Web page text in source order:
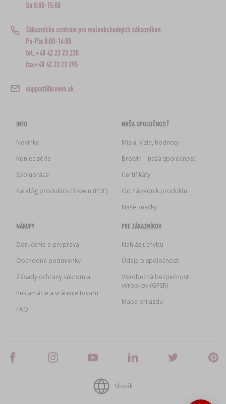
So 8:00-15:00
Zákaznícke centrum pre maloobchodných zákazníkov:
Po-Pia 8:00-16:00
tel.:+48 42 23 23 230
fax:+48 42 23 23 295
support@browin.sk
INFO
Novinky
Koniec série
Spolupráca
Katalóg produktov Browin (PDF)
NAŠA SPOLOČNOSŤ
Misia, vízia, hodnoty
Browin – naša spoločnosť
Certifikáty
Od nápadu k produktu
Naše značky
NÁKUPY
Doručenie a preprava
Obchodné podmienky
Zásady ochrany súkromia
Reklamácie a vrátenie tovaru
FAQ
PRE ZÁKAZNÍKOV
Nahlásiť chybu
Údaje o spoločnosti
Všeobecná bezpečnosť
výrobkov (GPSR)
Mapa príjazdu
Slovák